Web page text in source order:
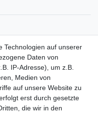
Technologien auf unserer
Daten von
IP-Adresse), um z.B.
Medien von
auf unsere Website zu
erst durch gesetzte
die wir in den